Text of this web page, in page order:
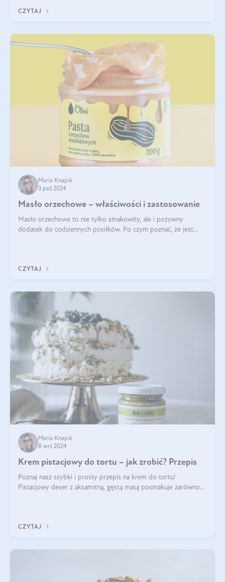
CZYTAJ
Maria Knapik
3 paź 2024
Masło orzechowe – właściwości i zastosowanie
Masło orzechowe to nie tylko smakowity, ale i pożywny
dodatek do codziennych posiłków. Po czym poznać, że jest
CZYTAJ
Maria Knapik
8 wrz 2024
Krem pistacjowy do tortu – jak zrobić? Przepis
Poznaj nasz szybki i prosty przepis na krem do tortu!
Pistacjowy deser z aksamitną, gęstą masą posmakuje zarówno
CZYTAJ